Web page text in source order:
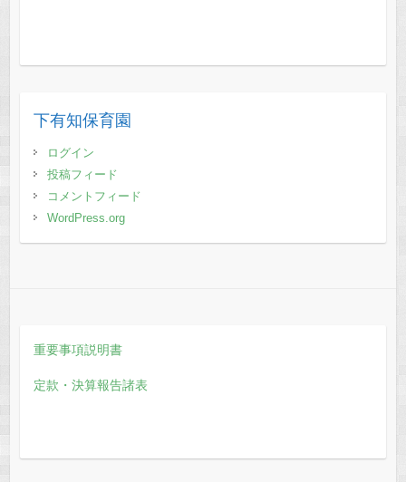
下有知保育園
ログイン
投稿フィード
コメントフィード
WordPress.org
重要事項説明書
定款・決算報告諸表